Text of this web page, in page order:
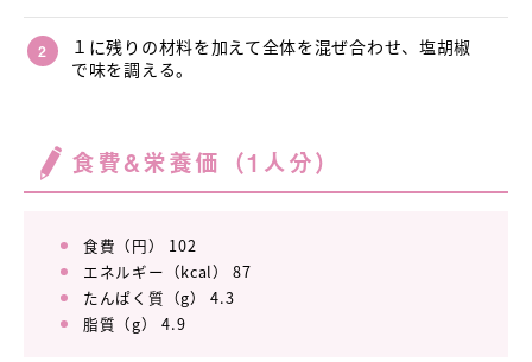
１に残りの材料を加えて全体を混ぜ合わせ、塩胡椒
で味を調える。
食費&栄養価（1人分）
食費（円） 102
エネルギー（kcal） 87
たんぱく質（g） 4.3
脂質（g） 4.9